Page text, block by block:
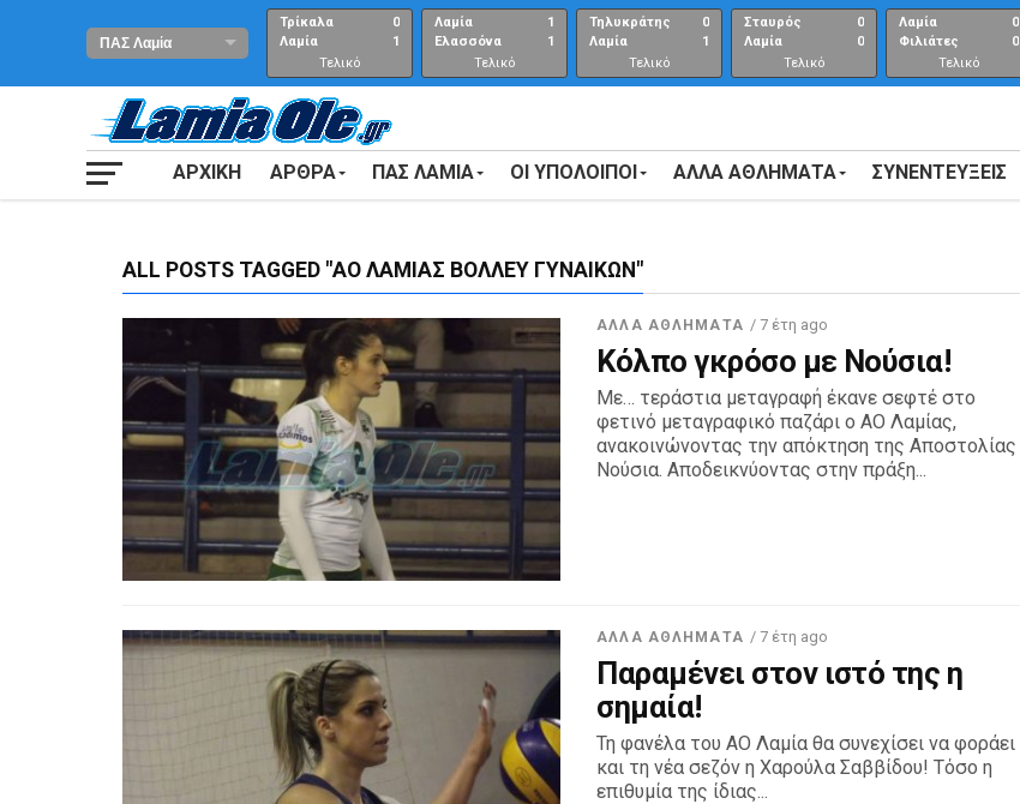
Τρίκαλα
Λαμία
0
1
Τελικό
αποτέλεσμα
Λαμία
Ελασσόνα
1
1
Τελικό
Αποτέλεσμα
Τηλυκράτης
Λαμία
0
1
Τελικό
αποτέλεσμα
Σταυρός
Λαμία
0
0
Τελικό
αποτέλεσμα
Λαμία
Φιλιάτες
0
0
Τελικό
Αποτέλεσμα
ΑΡΧΙΚΗ ΑΡΘΡΑ ΠΑΣ ΛΑΜΙΑ ΟΙ ΥΠΟΛΟΙΠΟΙ ΑΛΛΑ ΑΘΛΗΜΑΤΑ ΣΥΝΕΝΤΕΎΞΕΙΣ
ALL POSTS TAGGED "ΑΟ ΛΑΜΙΑΣ ΒΟΛΛΕΥ ΓΥΝΑΙΚΩΝ"
ΆΛΛΑ ΑΘΛΉΜΑΤΑ / 7 έτη ago
Κόλπο γκρόσο με Νούσια!
Με… τεράστια μεταγραφή έκανε σεφτέ στο
φετινό μεταγραφικό παζάρι ο ΑΟ Λαμίας,
ανακοινώνοντας την απόκτηση της Αποστολίας
Νούσια. Αποδεικνύοντας στην πράξη...
ΆΛΛΑ ΑΘΛΉΜΑΤΑ / 7 έτη ago
Παραμένει στον ιστό της η
σημαία!
Τη φανέλα του ΑΟ Λαμία θα συνεχίσει να φοράει
και τη νέα σεζόν η Χαρούλα Σαββίδου! Τόσο η
επιθυμία της ίδιας...